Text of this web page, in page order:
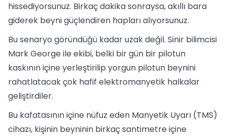
hissediyorsunuz. Birkaç dakika sonraysa, akıllı bara
giderek beyni güçlendiren hapları alıyorsunuz.
Bu senaryo göründüğü kadar uzak değil. Sinir bilimcisi
Mark George ile ekibi, belki bir gün bir pilotun
kaskının içine yerleştirilip yorgun pilotun beynini
rahatlatacak çok hafif elektromanyetik halkalar
geliştirdiler.
Bu kafatasının içine nüfuz eden Manyetik Uyarı (TMS)
cihazı, kişinin beyninin birkaç santimetre içine